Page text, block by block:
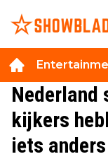
kijkers
iets anders